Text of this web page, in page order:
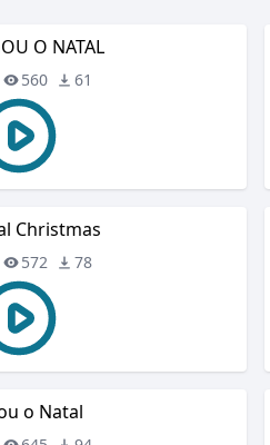
O NATAL
560 61
Christmas
572 78
o Natal